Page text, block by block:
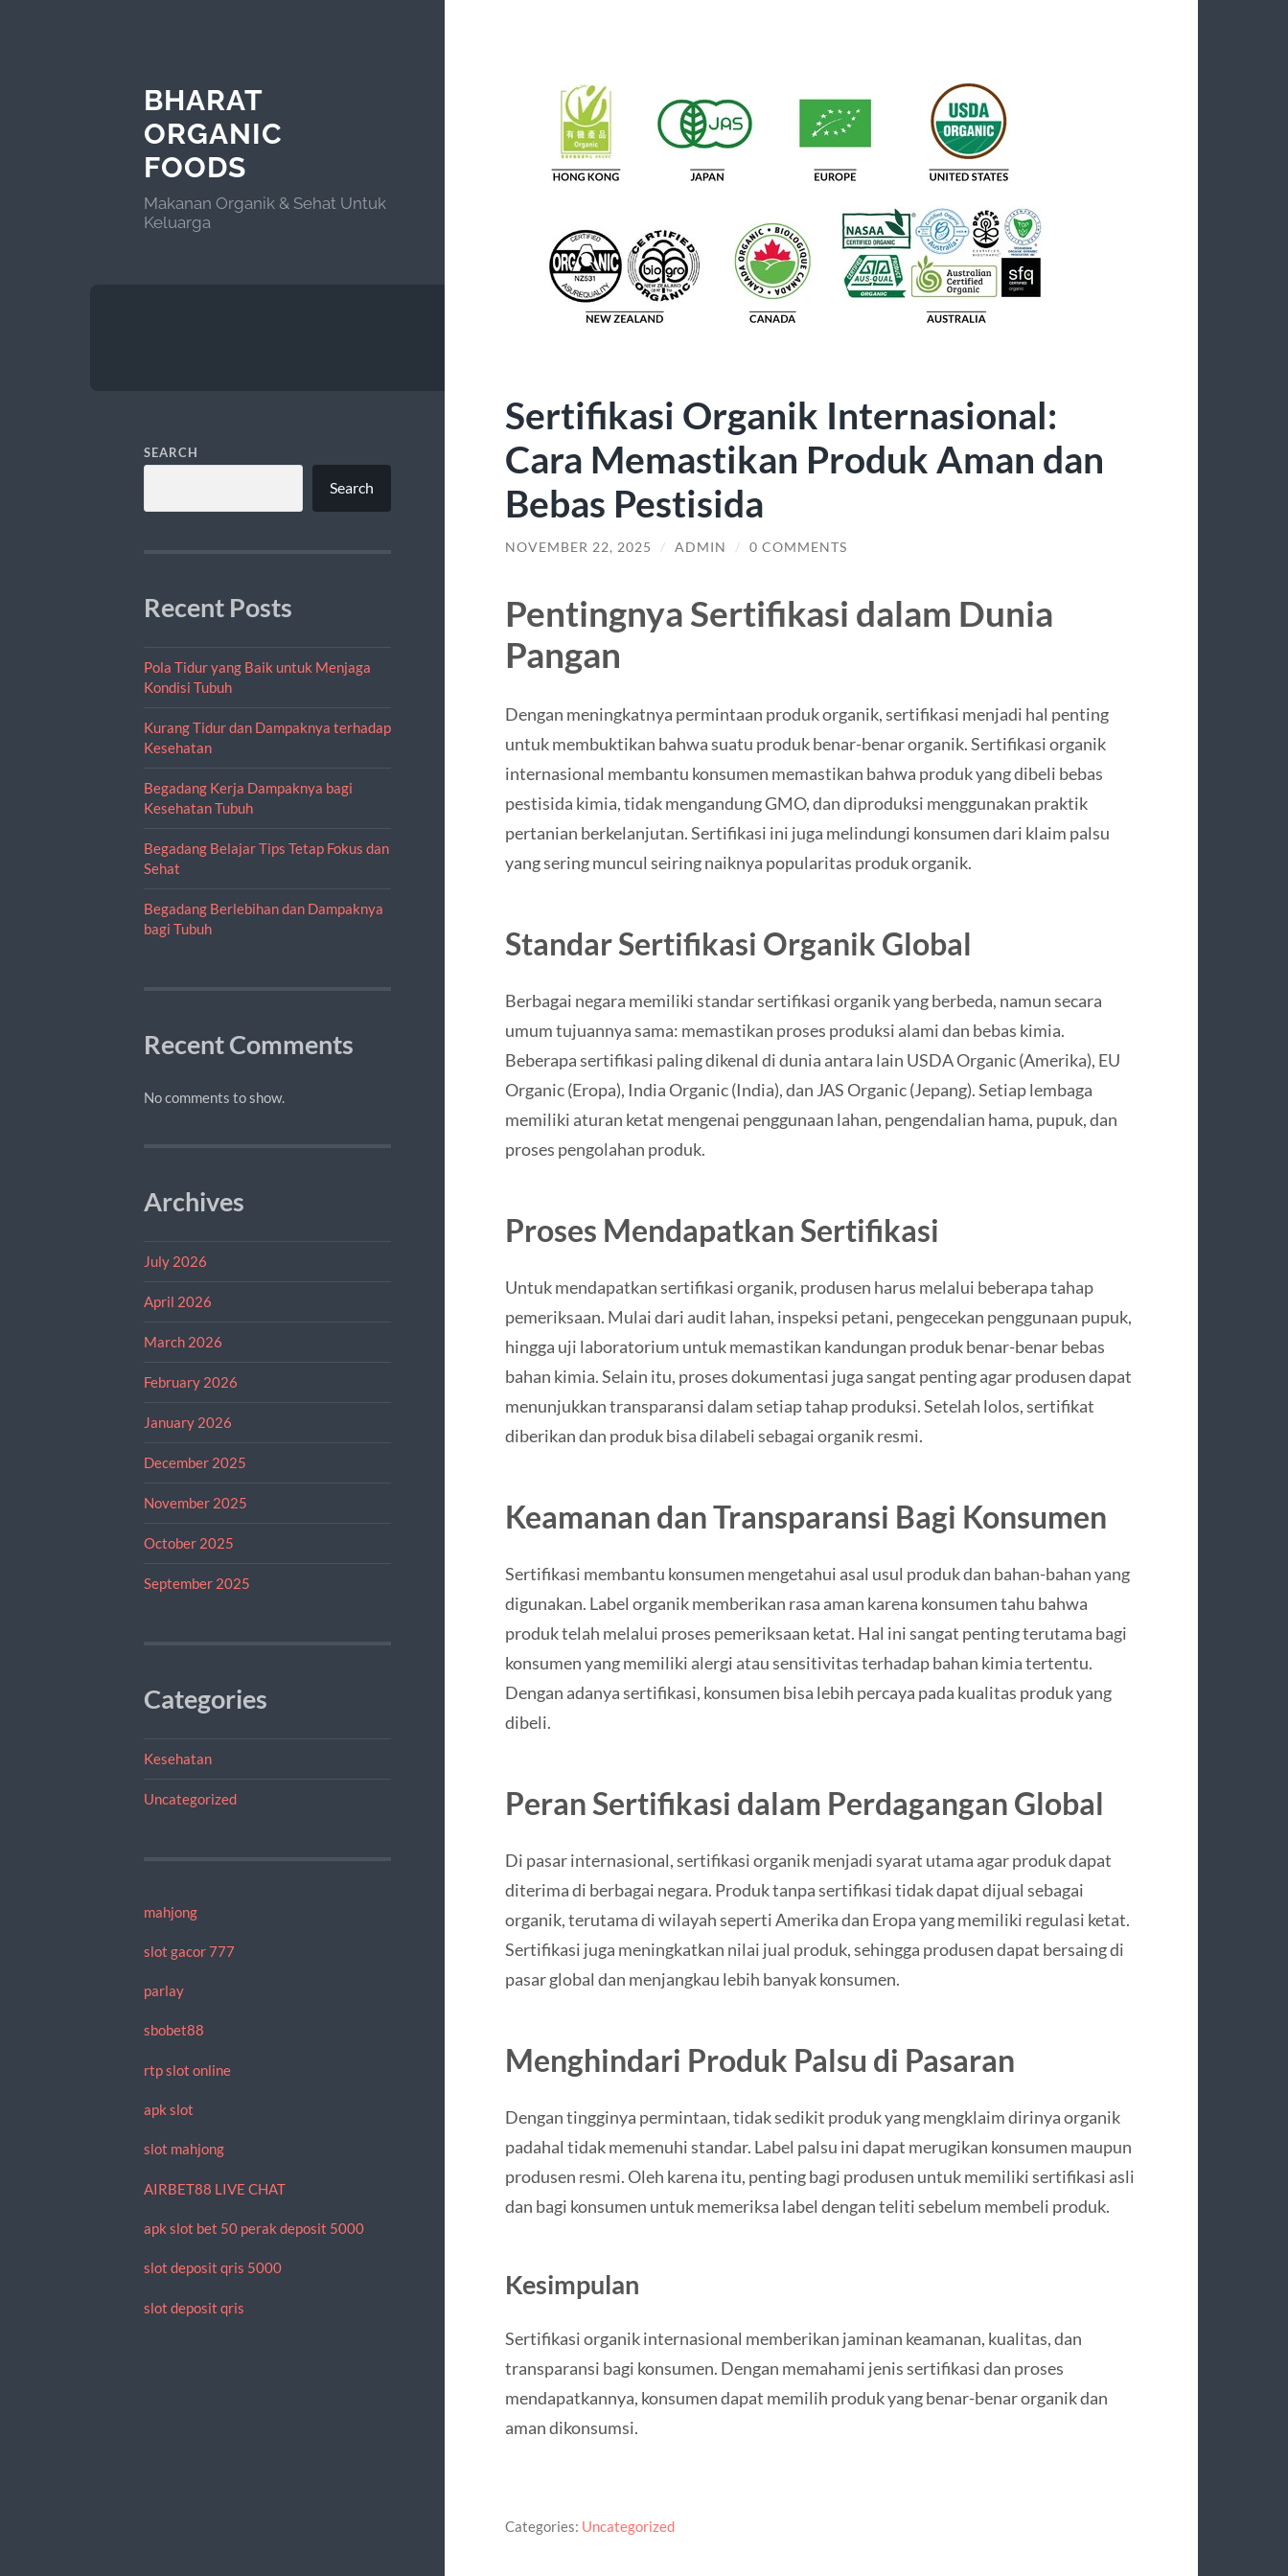
BHARAT
ORGANIC
FOODS
Makanan Organik & Sehat Untuk
Keluarga
SEARCH
Search
Recent Posts
Pola Tidur yang Baik untuk Menjaga
Kondisi Tubuh
Kurang Tidur dan Dampaknya terhadap
Kesehatan
Begadang Kerja Dampaknya bagi
Kesehatan Tubuh
Begadang Belajar Tips Tetap Fokus dan
Sehat
Begadang Berlebihan dan Dampaknya
bagi Tubuh
Recent Comments
No comments to show.
Archives
July 2026
April 2026
March 2026
February 2026
January 2026
December 2025
November 2025
October 2025
September 2025
Categories
Kesehatan
Uncategorized
mahjong
slot gacor 777
parlay
sbobet88
rtp slot online
apk slot
slot mahjong
AIRBET88 LIVE CHAT
apk slot bet 50 perak deposit 5000
slot deposit qris 5000
slot deposit qris
Sertifikasi Organik Internasional:
Cara Memastikan Produk Aman dan
Bebas Pestisida
NOVEMBER 22, 2025 / ADMIN / 0 COMMENTS
Pentingnya Sertifikasi dalam Dunia
Pangan
Dengan meningkatnya permintaan produk organik, sertifikasi menjadi hal penting
untuk membuktikan bahwa suatu produk benar-benar organik. Sertifikasi organik
internasional membantu konsumen memastikan bahwa produk yang dibeli bebas
pestisida kimia, tidak mengandung GMO, dan diproduksi menggunakan praktik
pertanian berkelanjutan. Sertifikasi ini juga melindungi konsumen dari klaim palsu
yang sering muncul seiring naiknya popularitas produk organik.
Standar Sertifikasi Organik Global
Berbagai negara memiliki standar sertifikasi organik yang berbeda, namun secara
umum tujuannya sama: memastikan proses produksi alami dan bebas kimia.
Beberapa sertifikasi paling dikenal di dunia antara lain USDA Organic (Amerika), EU
Organic (Eropa), India Organic (India), dan JAS Organic (Jepang). Setiap lembaga
memiliki aturan ketat mengenai penggunaan lahan, pengendalian hama, pupuk, dan
proses pengolahan produk.
Proses Mendapatkan Sertifikasi
Untuk mendapatkan sertifikasi organik, produsen harus melalui beberapa tahap
pemeriksaan. Mulai dari audit lahan, inspeksi petani, pengecekan penggunaan pupuk,
hingga uji laboratorium untuk memastikan kandungan produk benar-benar bebas
bahan kimia. Selain itu, proses dokumentasi juga sangat penting agar produsen dapat
menunjukkan transparansi dalam setiap tahap produksi. Setelah lolos, sertifikat
diberikan dan produk bisa dilabeli sebagai organik resmi.
Keamanan dan Transparansi Bagi Konsumen
Sertifikasi membantu konsumen mengetahui asal usul produk dan bahan-bahan yang
digunakan. Label organik memberikan rasa aman karena konsumen tahu bahwa
produk telah melalui proses pemeriksaan ketat. Hal ini sangat penting terutama bagi
konsumen yang memiliki alergi atau sensitivitas terhadap bahan kimia tertentu.
Dengan adanya sertifikasi, konsumen bisa lebih percaya pada kualitas produk yang
dibeli.
Peran Sertifikasi dalam Perdagangan Global
Di pasar internasional, sertifikasi organik menjadi syarat utama agar produk dapat
diterima di berbagai negara. Produk tanpa sertifikasi tidak dapat dijual sebagai
organik, terutama di wilayah seperti Amerika dan Eropa yang memiliki regulasi ketat.
Sertifikasi juga meningkatkan nilai jual produk, sehingga produsen dapat bersaing di
pasar global dan menjangkau lebih banyak konsumen.
Menghindari Produk Palsu di Pasaran
Dengan tingginya permintaan, tidak sedikit produk yang mengklaim dirinya organik
padahal tidak memenuhi standar. Label palsu ini dapat merugikan konsumen maupun
produsen resmi. Oleh karena itu, penting bagi produsen untuk memiliki sertifikasi asli
dan bagi konsumen untuk memeriksa label dengan teliti sebelum membeli produk.
Kesimpulan
Sertifikasi organik internasional memberikan jaminan keamanan, kualitas, dan
transparansi bagi konsumen. Dengan memahami jenis sertifikasi dan proses
mendapatkannya, konsumen dapat memilih produk yang benar-benar organik dan
aman dikonsumsi.
Categories: Uncategorized